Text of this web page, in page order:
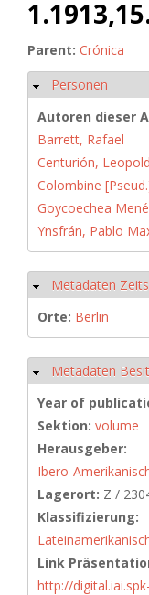
Parent: Crónica
Hide
Personen
Autoren dieser
Barrett, Rafael
Centurión,
Colombine
Goycoechea
Ynsfrán, Pablo
Hide
Metadaten
Orte: Berlin
Hide
Metadaten
Year of
Sektion: volume
Herausgeber:
Ibero-
Lagerort: Z /
Klassifizierung:
Link
http://